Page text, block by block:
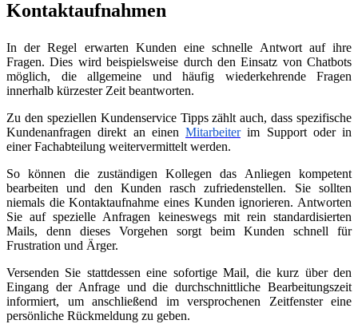
Kontaktaufnahmen
In der Regel erwarten Kunden eine schnelle Antwort auf ihre
Fragen. Dies wird beispielsweise durch den Einsatz von Chatbots
möglich, die allgemeine und häufig wiederkehrende Fragen
innerhalb kürzester Zeit beantworten.
Zu den speziellen Kundenservice Tipps zählt auch, dass spezifische
Kundenanfragen direkt an einen Mitarbeiterim Support oder in
einer Fachabteilung weitervermittelt werden.
So können die zuständigen Kollegen das Anliegen kompetent
bearbeiten und den Kunden rasch zufriedenstellen. Sie sollten
niemals die Kontaktaufnahme eines Kunden ignorieren. Antworten
Sie auf spezielle Anfragen keineswegs mit rein standardisierten
Mails, denn dieses Vorgehen sorgt beim Kunden schnell für
Frustration und Ärger.
Versenden Sie stattdessen eine sofortige Mail, die kurz über den
Eingang der Anfrage und die durchschnittliche Bearbeitungszeit
informiert, um anschließend im versprochenen Zeitfenster eine
persönliche Rückmeldung zu geben.